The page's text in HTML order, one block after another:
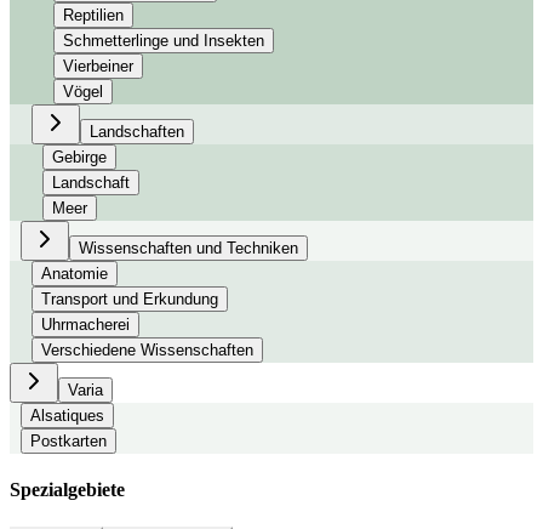
Reptilien
Schmetterlinge und Insekten
Vierbeiner
Vögel
Landschaften
Gebirge
Landschaft
Meer
Wissenschaften und Techniken
Anatomie
Transport und Erkundung
Uhrmacherei
Verschiedene Wissenschaften
Varia
Alsatiques
Postkarten
Spezialgebiete